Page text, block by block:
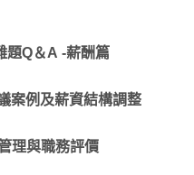
題Q＆A -薪酬篇
案例及薪資結構調整
理與職務評價